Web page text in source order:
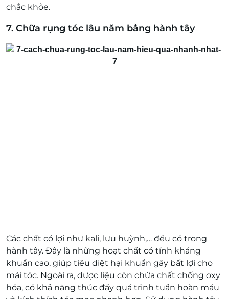
chắc khỏe.
7. Chữa rụng tóc lâu năm bằng hành tây
Các chất có lợi như kali, lưu huỳnh,… đều có trong
hành tây. Đây là những hoạt chất có tính kháng
khuẩn cao, giúp tiêu diệt hại khuẩn gây bất lợi cho
mái tóc. Ngoài ra, dược liệu còn chứa chất chống oxy
hóa, có khả năng thúc đẩy quá trình tuần hoàn máu